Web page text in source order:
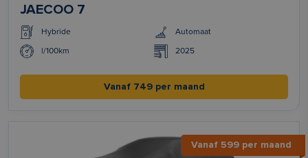
JAECOO 7
Hybride Automaat
l/100km 2025
Vanaf 749 per maand
Vanaf 599 per maand